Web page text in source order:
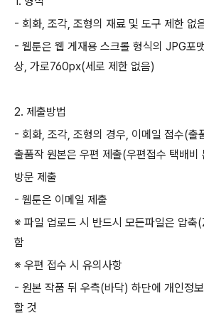
- 회화, 조각, 조형의 재료 및 도구 제한 없
- 웹툰은 웹 게재용 스크롤 형식의 JPG포
상, 가로760px(세로 제한 없음)
2. 제출방법
- 회화, 조각, 조형의 경우, 이메일 접수(출
출품작 원본은 우편 제출(우편접수 택배비
방문 제출
- 웹툰은 이메일 제출
※ 파일 업로드 시 반드시 모든파일은 압축
함
※ 우편 접수 시 유의사항
- 원본 작품 뒤 우측(바닥) 하단에 개인정보
할 것